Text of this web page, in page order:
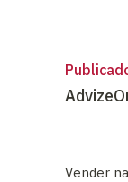
Vender